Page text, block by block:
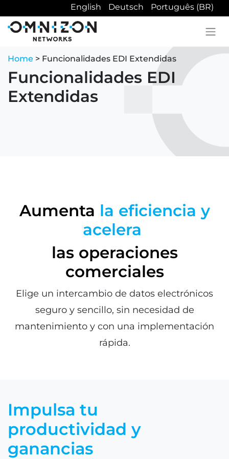
English Deutsch Português (BR)
Home > Funcionalidades EDI Extendidas
Funcionalidades EDI
Extendidas
Aumenta la eficiencia y
acelera
las operaciones
comerciales
Elige un intercambio de datos electrónicos
seguro y sencillo, sin necesidad de
mantenimiento y con una implementación
rápida.
Impulsa tu
productividad y
ganancias